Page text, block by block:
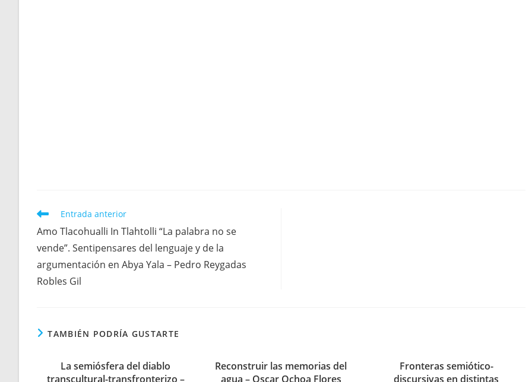
Leer
artículos
Entrada anterior
Amo Tlacohualli In Tlahtolli “La palabra no se
vende”. Sentipensares del lenguaje y de la
argumentación en Abya Yala – Pedro Reygadas
Robles Gil
TAMBIÉN PODRÍA GUSTARTE
La semiósfera del diablo
transcultural-transfronterizo –
Reconstruir las memorias del
agua – Oscar Ochoa Flores
Fronteras semiótico-
discursivas en distintas